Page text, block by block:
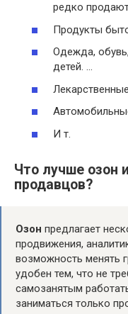
редко
Продукты
Одежда,
детей. …
И т.
Что лучше озон
продавцов?
Озон предлагает
продвижения,
возможность менять
удобен тем, что не
самозанятым
заниматься только